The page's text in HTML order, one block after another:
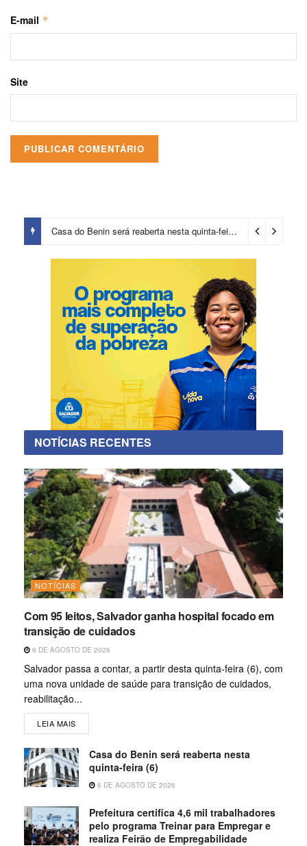
E-mail *
Site
Casa do Benin será reaberta nesta quinta-feira (6) 1 dia ago
NOTÍCIAS RECENTES
NOTÍCIAS
Com 95 leitos, Salvador ganha hospital focado em
transição de cuidados
6 DE AGOSTO DE 2026
Salvador passa a contar, a partir desta quinta-feira (6), com
uma nova unidade de saúde para transição de cuidados,
reabilitação...
LEIA MAIS
Casa do Benin será reaberta nesta
quinta-feira (6)
6 DE AGOSTO DE 2026
Prefeitura certifica 4,6 mil trabalhadores
pelo programa Treinar para Empregar e
realiza Feirão de Empregabilidade